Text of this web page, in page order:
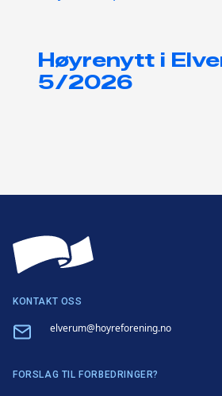
Høyrenytt i
5/2026
KONTAKT OSS
Email elverum@hoyreforening.no
FORSLAG TIL FORBEDRINGER?